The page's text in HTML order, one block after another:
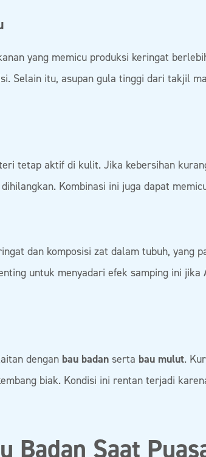
yang memicu produksi keringat
Selain itu, asupan gula tinggi dari takjil
tetap aktif di kulit. Jika kebersihan
Kombinasi ini juga dapat
dan komposisi zat dalam tubuh, yang
untuk menyadari efek samping ini
dengan bau badan serta bau mulut.
biak. Kondisi ini rentan terjadi
Badan Saat